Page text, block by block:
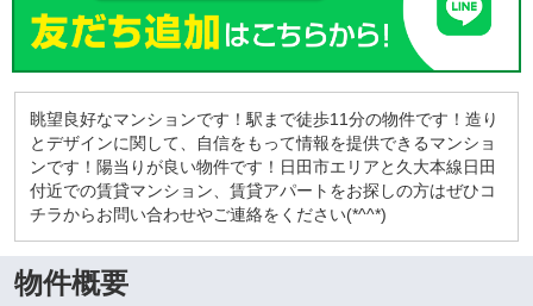
眺望良好なマンションです！駅まで徒歩11分の物件です！造り
とデザインに関して、自信をもって情報を提供できるマンショ
ンです！陽当りが良い物件です！日田市エリアと久大本線日田
付近での賃貸マンション、賃貸アパートをお探しの方はぜひコ
チラからお問い合わせやご連絡をください(*^^*)
物件概要